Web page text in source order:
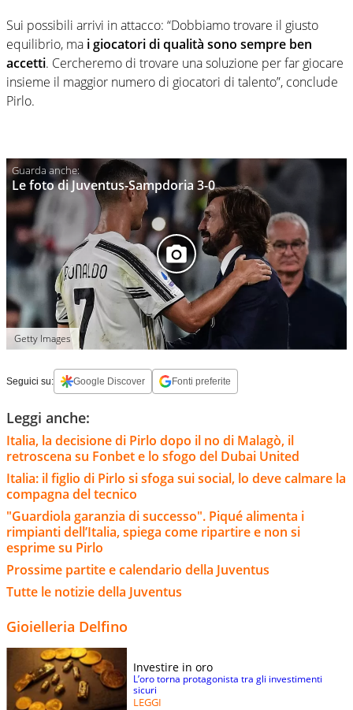
Sui possibili arrivi in attacco: “Dobbiamo trovare il giusto
equilibrio, ma i giocatori di qualità sono sempre ben
accetti. Cercheremo di trovare una soluzione per far giocare
insieme il maggior numero di giocatori di talento”, conclude
Pirlo.
Le foto di Juventus-Sampdoria 3-0
Getty Images
Seguici su: Google Discover Fonti preferite
Leggi anche:
Italia, la decisione di Pirlo dopo il no di Malagò, il
retroscena su Fonbet e lo sfogo del Dubai United
Italia: il figlio di Pirlo si sfoga sui social, lo deve calmare la
compagna del tecnico
"Guardiola garanzia di successo". Piqué alimenta i
rimpianti dell’Italia, spiega come ripartire e non si
esprime su Pirlo
Prossime partite e calendario della Juventus
Tutte le notizie della Juventus
Gioielleria Delfino
Investire in oro
L’oro torna protagonista tra gli investimenti
sicuri
LEGGI